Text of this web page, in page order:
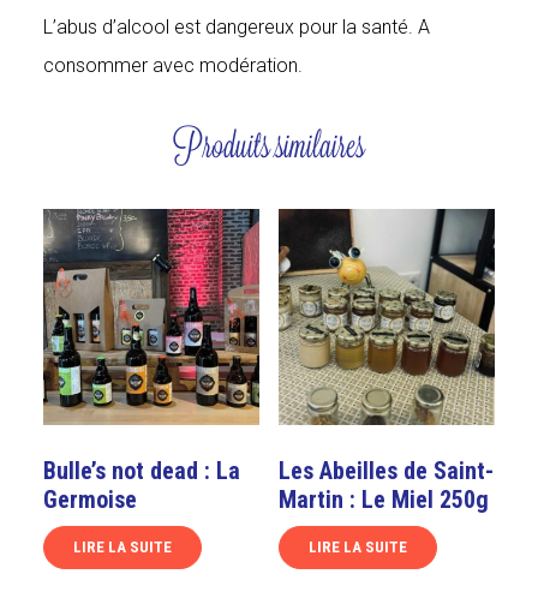
L’abus d’alcool est dangereux pour la santé. A
consommer avec modération.
Produits similaires
Bulle’s not dead : La
Germoise
LIRE LA SUITE
Les Abeilles de Saint-
Martin : Le Miel 250g
LIRE LA SUITE